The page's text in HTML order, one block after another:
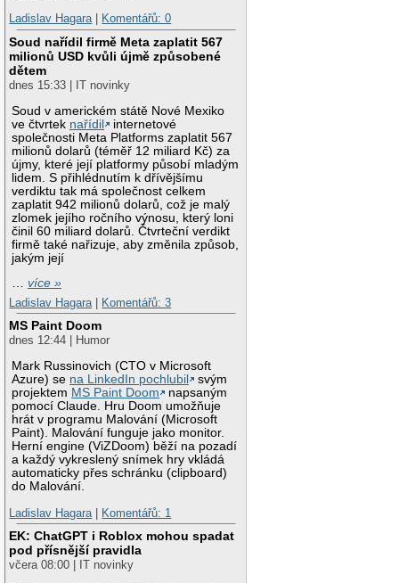
Ladislav Hagara| Komentářů: 0
Soud nařídil firmě Meta zaplatit 567
milionů USD kvůli újmě způsobené
dětem
dnes 15:33 | IT novinky
Soud v americkém státě Nové Mexiko
ve čtvrtek nařídil
internetové
společnosti Meta Platforms zaplatit 567
milionů dolarů (téměř 12 miliard Kč) za
újmy, které její platformy působí mladým
lidem. S přihlédnutím k dřívějšímu
verdiktu tak má společnost celkem
zaplatit 942 milionů dolarů, což je malý
zlomek jejího ročního výnosu, který loni
činil 60 miliard dolarů. Čtvrteční verdikt
firmě také nařizuje, aby změnila způsob,
jakým její
…více »
Ladislav Hagara
Komentářů: 3
MS Paint Doom
dnes 12:44 | Humor
Mark Russinovich (CTO v Microsoft
Azure) se na LinkedIn pochlubil
svým
projektem MS Paint Doom
napsaným
pomocí Claude. Hru Doom umožňuje
hrát v programu Malování (Microsoft
Paint). Malování funguje jako monitor.
Herní engine (ViZDoom) běží na pozadí
a každý vykreslený snímek hry vkládá
automaticky přes schránku (clipboard)
do Malování.
Ladislav Hagara
Komentářů: 1
EK: ChatGPT i Roblox mohou spadat
pod přísnější pravidla
včera 08:00 | IT novinky